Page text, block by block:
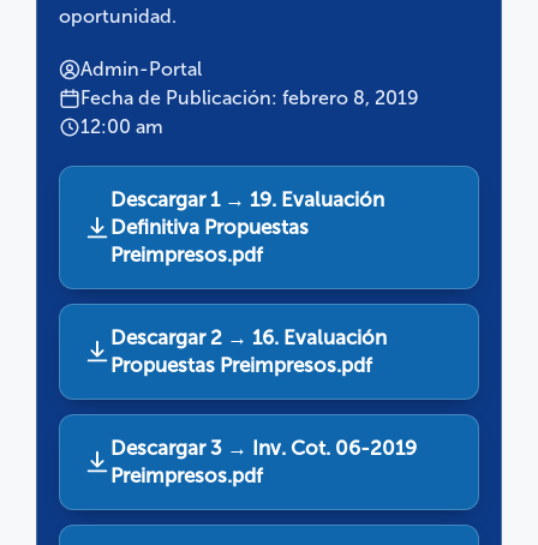
oportunidad.
Admin-Portal
Fecha de Publicación: febrero 8, 2019
12:00 am
Descargar 1 → 19. Evaluación
Definitiva Propuestas
Preimpresos.pdf
Descargar 2 → 16. Evaluación
Propuestas Preimpresos.pdf
Descargar 3 → Inv. Cot. 06-2019
Preimpresos.pdf